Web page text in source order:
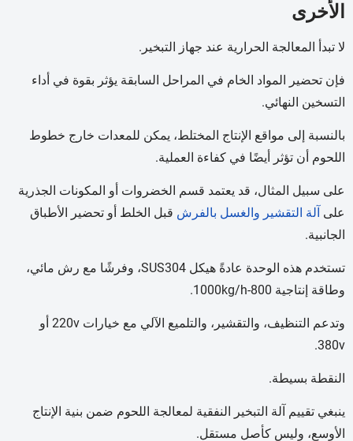
الأخرى
لا تبدأ المعالجة الحرارية عند جهاز التبخير.
فإن تحضير المواد الخام في المراحل السابقة يؤثر بقوة في أداء
التسخين النهائي.
بالنسبة إلى مواقع الإنتاج المختلط، يمكن للمعدات خارج خطوط
اللحوم أن تؤثر أيضًا في كفاءة العملية.
على سبيل المثال، قد يعتمد قسم الخضروات أو المكونات الجذرية
على آلة التقشير والغسل بالفرش قبل الخلط أو تحضير الأطباق
الجانبية.
تستخدم هذه الوحدة عادةً هيكل SUS304، وفرشًا مع رش مائي،
وطاقة إنتاجية 800-1000kg/h.
وتدعم التنظيف، والتقشير، والتلميع الآلي مع خيارات 220v أو
380v.
النقطة بسيطة.
ينبغي تقييم آلة التبخير النفقية لمعالجة اللحوم ضمن بنية الإنتاج
الأوسع، وليس كأصل مستقل.